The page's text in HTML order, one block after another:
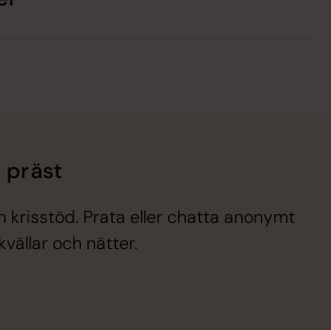
präst
krisstöd. Prata eller chatta anonymt
och nätter.